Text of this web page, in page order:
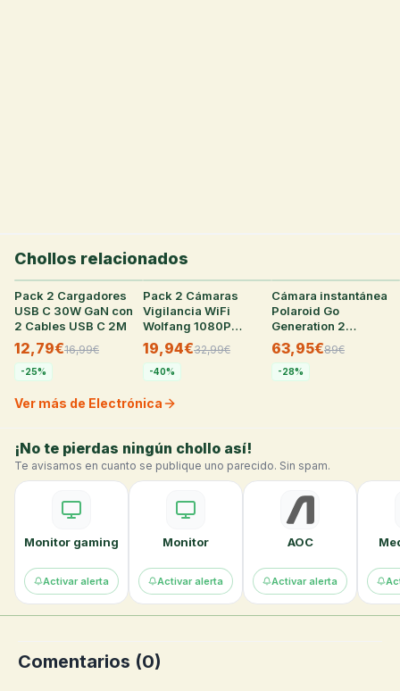
Chollos relacionados
27
Pack 2 Cargadores
USB C 30W GaN con
2 Cables USB C 2M
12,79€16,99€
-25%
Pack 2 Cámaras
Vigilancia WiFi
Wolfang 1080P
Interior
19,94€32,99€
-40%
15°
Cámara instantánea
Polaroid Go
Generation 2
compacta
63,95€89€
-28%
Ver más de Electrónica
¡No te pierdas ningún chollo así!
Te avisamos en cuanto se publique uno parecido. Sin spam.
Monitor gaming
Activar alerta
Monitor
Activar alerta
AOC
Activar alerta
Comentarios (0)